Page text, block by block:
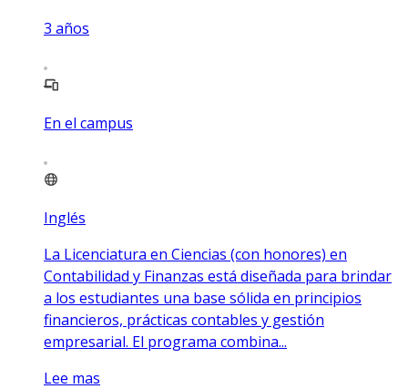
3 años
En el campus
Inglés
La Licenciatura en Ciencias (con honores) en
Contabilidad y Finanzas está diseñada para brindar
a los estudiantes una base sólida en principios
financieros, prácticas contables y gestión
empresarial. El programa combina...
Lee mas